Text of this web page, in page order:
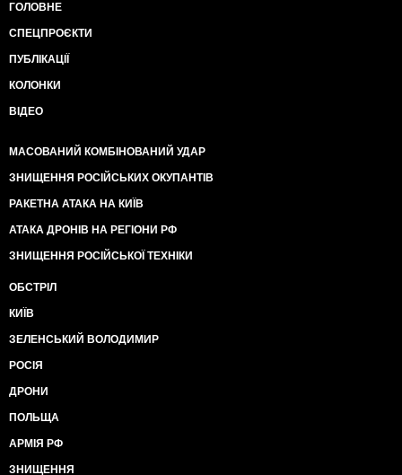
ГОЛОВНЕ
СПЕЦПРОЄКТИ
ПУБЛІКАЦІЇ
КОЛОНКИ
ВІДЕО
МАСОВАНИЙ КОМБІНОВАНИЙ УДАР
ЗНИЩЕННЯ РОСІЙСЬКИХ ОКУПАНТІВ
РАКЕТНА АТАКА НА КИЇВ
АТАКА ДРОНІВ НА РЕГІОНИ РФ
ЗНИЩЕННЯ РОСІЙСЬКОЇ ТЕХНІКИ
ОБСТРІЛ
КИЇВ
ЗЕЛЕНСЬКИЙ ВОЛОДИМИР
РОСІЯ
ДРОНИ
ПОЛЬЩА
АРМІЯ РФ
ЗНИЩЕННЯ